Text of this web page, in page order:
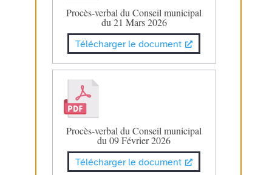
Procès-verbal du Conseil municipal
du 21 Mars 2026
Télécharger le document
Procès-verbal du Conseil municipal
du 09 Février 2026
Télécharger le document